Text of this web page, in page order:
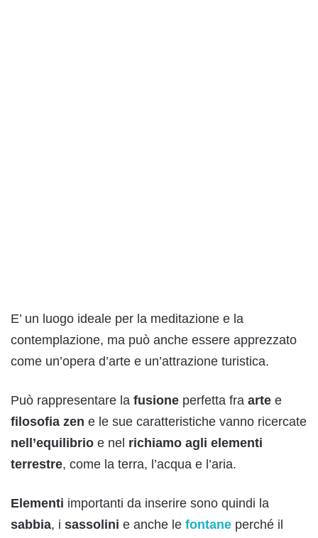
E’ un luogo ideale per la meditazione e la
contemplazione, ma può anche essere apprezzato
come un’opera d’arte e un’attrazione turistica.
Può rappresentare la fusione perfetta fra arte e
filosofia zen e le sue caratteristiche vanno ricercate
nell’equilibrio e nel richiamo agli elementi
terrestre, come la terra, l’acqua e l’aria.
Elementi importanti da inserire sono quindi la
sabbia, i sassolini e anche le fontane perché il